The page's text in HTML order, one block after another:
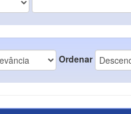
Ordenar